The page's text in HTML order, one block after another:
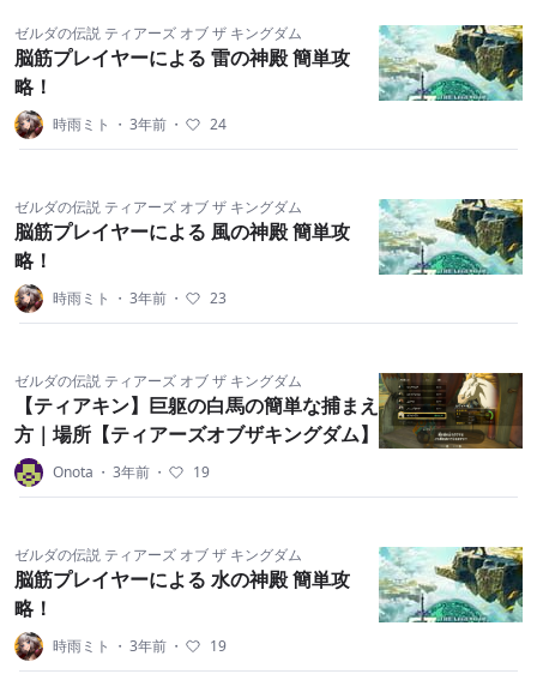
ゼルダの伝説 ティアーズ オブ ザ キングダム
脳筋プレイヤーによる 雷の神殿 簡単攻
略！
時雨ミト ・ 3年前 ・ 24
ゼルダの伝説 ティアーズ オブ ザ キングダム
脳筋プレイヤーによる 風の神殿 簡単攻
略！
時雨ミト ・ 3年前 ・ 23
ゼルダの伝説 ティアーズ オブ ザ キングダム
【ティアキン】巨躯の白馬の簡単な捕まえ
方｜場所【ティアーズオブザキングダム】
Onota ・ 3年前 ・ 19
ゼルダの伝説 ティアーズ オブ ザ キングダム
脳筋プレイヤーによる 水の神殿 簡単攻
略！
時雨ミト ・ 3年前 ・ 19